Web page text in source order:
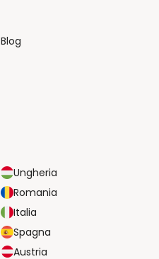
Ungheria
Romania
Italia
Spagna
Austria
Blog